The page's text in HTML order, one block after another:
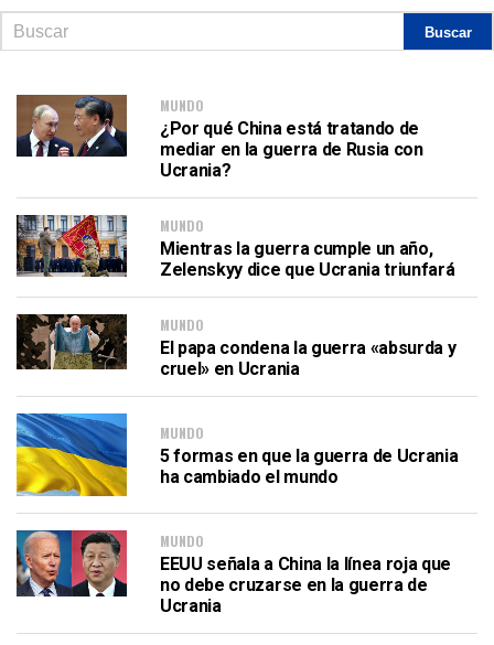
MUNDO
¿Por qué China está tratando de
mediar en la guerra de Rusia con
Ucrania?
MUNDO
Mientras la guerra cumple un año,
Zelenskyy dice que Ucrania triunfará
MUNDO
El papa condena la guerra «absurda y
cruel» en Ucrania
MUNDO
5 formas en que la guerra de Ucrania
ha cambiado el mundo
MUNDO
EEUU señala a China la línea roja que
no debe cruzarse en la guerra de
Ucrania